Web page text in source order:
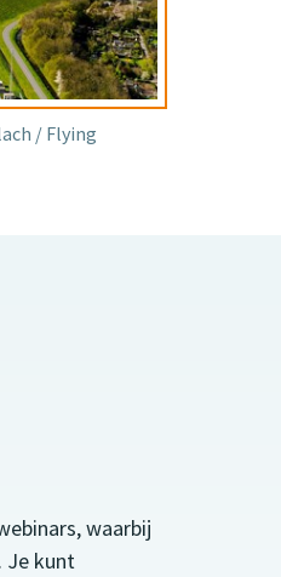
/ Flying
waarbij
Je kunt